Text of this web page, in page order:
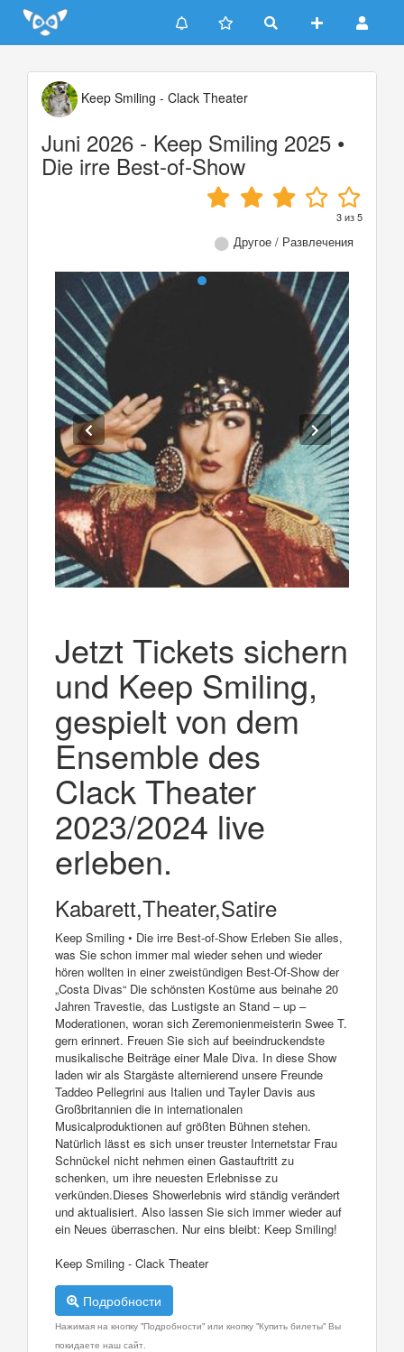
Update cookies preferences
Keep Smiling - Clack Theater
Juni 2026 - Keep Smiling 2025 •
Die irre Best-of-Show
3из5
Другое / Развлечения
Jetzt Tickets sichern
und Keep Smiling,
gespielt von dem
Ensemble des
Clack Theater
2023/2024 live
erleben.
Kabarett,Theater,Satire
Keep Smiling • Die irre Best-of-Show Erleben Sie alles,
was Sie schon immer mal wieder sehen und wieder
hören wollten in einer zweistündigen Best-Of-Show der
„Costa Divas“ Die schönsten Kostüme aus beinahe 20
Jahren Travestie, das Lustigste an Stand – up –
Moderationen, woran sich Zeremonienmeisterin Swee T.
gern erinnert. Freuen Sie sich auf beeindruckendste
musikalische Beiträge einer Male Diva. In diese Show
laden wir als Stargäste alternierend unsere Freunde
Taddeo Pellegrini aus Italien und Tayler Davis aus
Großbritannien die in internationalen
Musicalproduktionen auf größten Bühnen stehen.
Natürlich lässt es sich unser treuster Internetstar Frau
Schnückel nicht nehmen einen Gastauftritt zu
schenken, um ihre neuesten Erlebnisse zu
verkünden.Dieses Showerlebnis wird ständig verändert
und aktualisiert. Also lassen Sie sich immer wieder auf
ein Neues überraschen. Nur eins bleibt: Keep Smiling!
Keep Smiling - Clack Theater
Подробности
Нажимая на кнопку "Подробности" или кнопку "Купить билеты" Вы
покидаете наш сайт.